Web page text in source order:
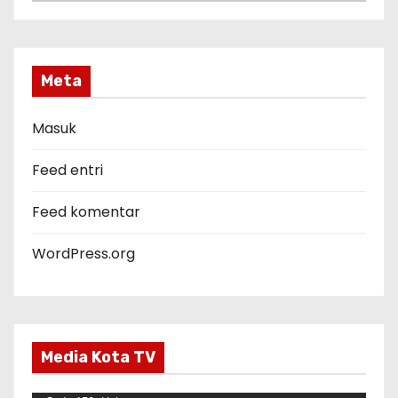
o
r
Meta
Masuk
Feed entri
Feed komentar
WordPress.org
Media Kota TV